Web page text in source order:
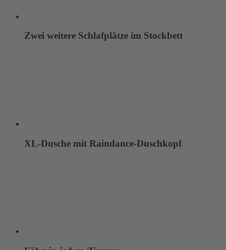
Zwei weitere Schlafplätze im Stockbett
XL-Dusche mit Raindance-Duschkopf